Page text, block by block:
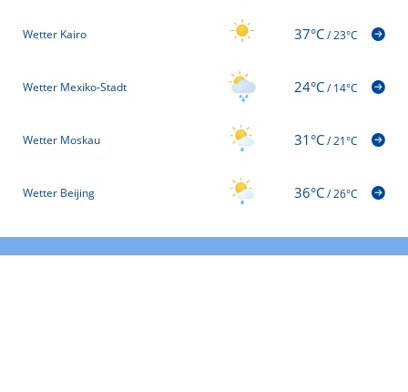
Wetter Kairo 37°C/23°C
Wetter Mexiko-Stadt 24°C/14°C
Wetter Moskau 31°C/21°C
Wetter Beijing 36°C/26°C